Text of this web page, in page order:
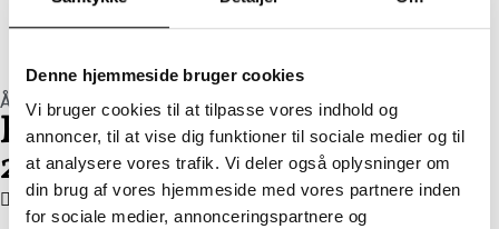
Denne hjemmeside bruger cookies
Vi bruger cookies til at tilpasse vores indhold og
annoncer, til at vise dig funktioner til sociale medier og til
at analysere vores trafik. Vi deler også oplysninger om
din brug af vores hjemmeside med vores partnere inden
for sociale medier, annonceringspartnere og
Åbent Hus: 08/08/2026
Flyndervej 3, 1. tv
2450 København SV
Boligareal 86 m2 Værelser 2 Pris 4.820.000 kr.